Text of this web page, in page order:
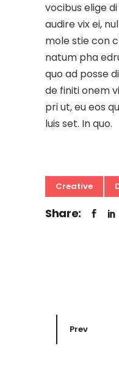
vocibus elige
audire vix ei,
mole stie con
natum pha
quo ad posse
de finiti onem
pri ut, eu eos
luis set. In quo.
Creative
Share:
Prev